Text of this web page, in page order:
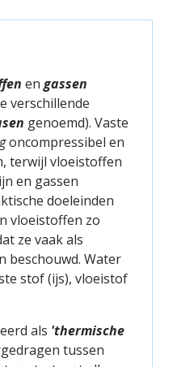
en gassen
verschillende
genoemd). Vaste
oncompressibel en
terwijl vloeistoffen
en gassen
doeleinden
vloeistoffen zo
ze vaak als
beschouwd. Water
stof (ijs), vloeistof
als 'thermische
tussen